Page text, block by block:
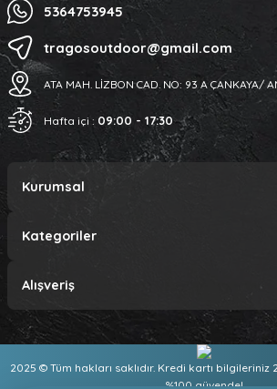
5364753945
tragosoutdoor@gmail.com
ATA MAH. LİZBON CAD. NO: 93 A ÇANKAYA/
Hafta içi : 09:00 - 17:30
Kurumsal
Kategoriler
Alışveriş
2025 © Tüm hakları saklıdır. Kredi kartı bilgileriniz
%100 güvende!